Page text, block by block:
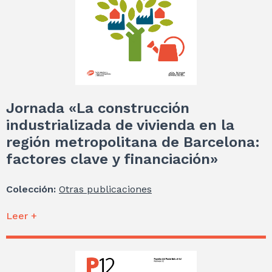
Jornada «La construcción
industrializada de vivienda en la
región metropolitana de Barcelona:
factores clave y financiación»
Colección: Otras publicaciones
Leer +